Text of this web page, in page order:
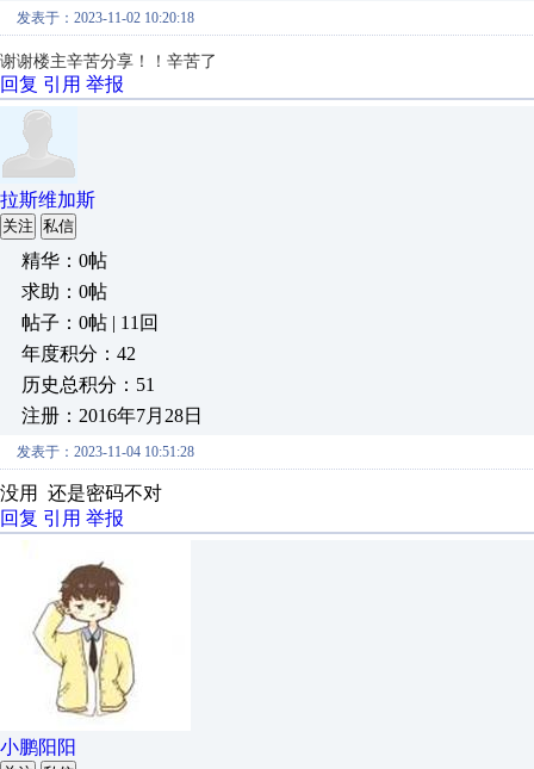
发表于：2023-11-02 10:20:18
谢谢楼主辛苦分享！！辛苦了
回复 引用 举报
拉斯维加斯
关注 私信
精华：0帖
求助：0帖
帖子：0帖 | 11回
年度积分：42
历史总积分：51
注册：2016年7月28日
发表于：2023-11-04 10:51:28
没用 还是密码不对
回复 引用 举报
小鹏阳阳